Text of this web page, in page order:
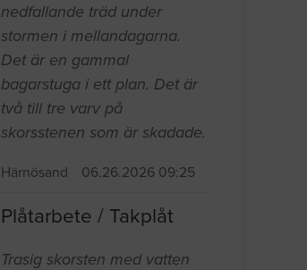
nedfallande träd under
stormen i mellandagarna.
Det är en gammal
bagarstuga i ett plan. Det är
två till tre varv på
skorsstenen som är skadade.
Härnösand 06.26.2026 09:25
Plåtarbete / Takplåt
Trasig skorsten med vatten